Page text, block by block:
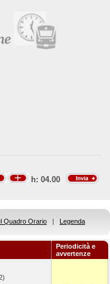
h: 04.00
Quadro Orario | Legenda
Periodicità e
avvertenze